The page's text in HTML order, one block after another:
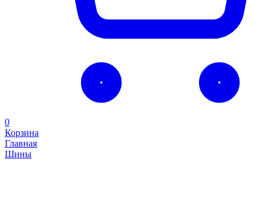
0
Корзина
Главная
Шины